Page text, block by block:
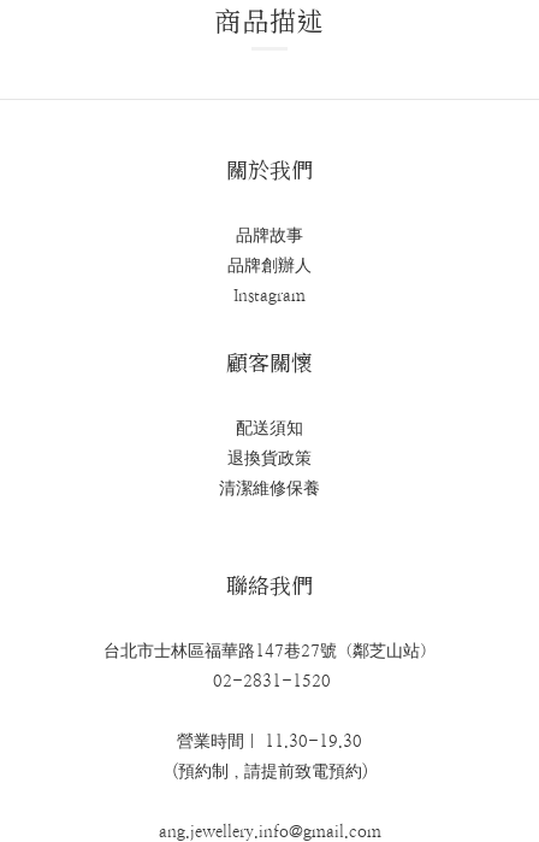
商品描述
關於我們
品牌故事
品牌創辦人
Instagram
顧客關懷
配送須知
退換貨政策
清潔維修保養
聯絡我們
台北市士林區福華路147巷27號（鄰芝山站）
02-2831-1520
營業時間｜ 11.30-19.30
(預約制，請提前致電預約)
ang.jewellery.info@gmail.com